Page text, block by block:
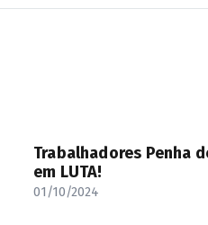
Trabalhadores Penha
em LUTA!
01/10/2024